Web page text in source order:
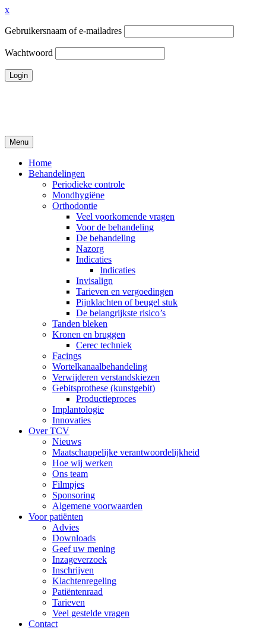
x
Gebruikersnaam of e-mailadres
Wachtwoord
Tandheelkundigcentrum Volendam
Menu
Home
Behandelingen
Periodieke controle
Mondhygiëne
Orthodontie
Veel voorkomende vragen
Voor de behandeling
De behandeling
Nazorg
Indicaties
Indicaties
Invisalign
Tarieven en vergoedingen
Pijnklachten of beugel stuk
De belangrijkste risico’s
Tanden bleken
Kronen en bruggen
Cerec techniek
Facings
Wortelkanaalbehandeling
Verwijderen verstandskiezen
Gebitsprothese (kunstgebit)
Productieproces
Implantologie
Innovaties
Over TCV
Nieuws
Maatschappelijke verantwoordelijkheid
Hoe wij werken
Ons team
Filmpjes
Sponsoring
Algemene voorwaarden
Voor patiënten
Advies
Downloads
Geef uw mening
Inzageverzoek
Inschrijven
Klachtenregeling
Patiëntenraad
Tarieven
Veel gestelde vragen
Contact